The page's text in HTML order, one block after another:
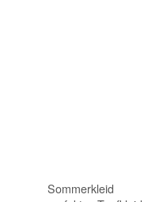
Sommerkleid